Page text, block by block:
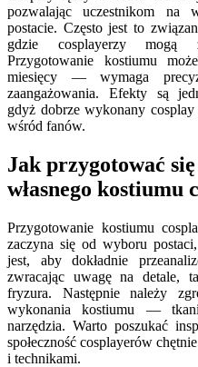
pozwalając uczestnikom na
postacie. Często jest to
gdzie cosplayerzy mogą
Przygotowanie kostiumu
miesięcy — wymaga
zaangażowania. Efekty są
gdyż dobrze wykonany
wśród fanów.
Jak przygotować
własnego kostiumu
Przygotowanie kostiumu
zaczyna się od wyboru
jest, aby dokładnie
zwracając uwagę na detale,
fryzura. Następnie należy
wykonania kostiumu —
narzędzia. Warto poszukać
społeczność cosplayerów
i technikami.